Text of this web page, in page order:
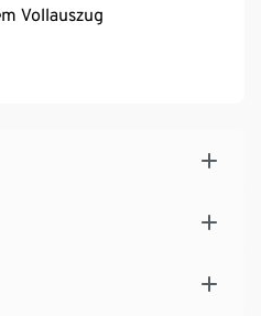
Vollauszug
Schublade
und
nutzbar
zu finden unter den